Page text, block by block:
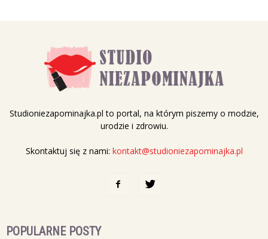
Studioniezapominajka.pl to portal, na którym piszemy o modzie,
urodzie i zdrowiu.
Skontaktuj się z nami: kontakt@studioniezapominajka.pl
POPULARNE POSTY